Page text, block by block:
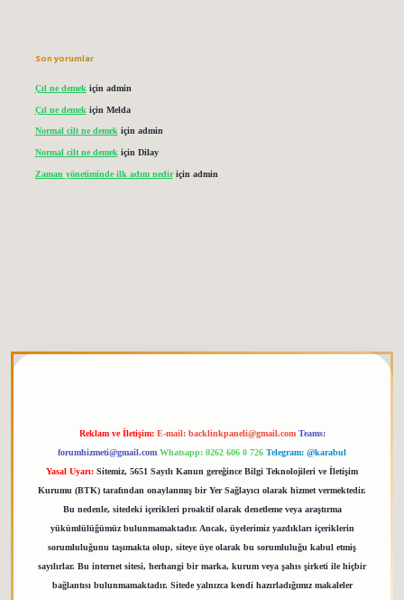
Son yorumlar
Çıl ne demek için admin
Çıl ne demek için Melda
Normal cilt ne demekiçin admin
Normal cilt ne demek için Dilay
Zaman yönetiminde ilk adım nediriçin admin
Reklam ve İletişim: E-mail: backlinkpaneli@gmail.com Teams:
forumhizmeti@gmail.com Whatsapp: 0262 606 0 726 Telegram: @karabul
Yasal Uyarı: Sitemiz, 5651 Sayılı Kanun gereğince Bilgi Teknolojileri ve İletişim
Kurumu (BTK) tarafından onaylanmış bir Yer Sağlayıcı olarak hizmet vermektedir.
Bu nedenle, sitedeki içerikleri proaktif olarak denetleme veya araştırma
yükümlülüğümüz bulunmamaktadır. Ancak, üyelerimiz yazdıkları içeriklerin
sorumluluğunu taşımakta olup, siteye üye olarak bu sorumluluğu kabul etmiş
sayılırlar. Bu internet sitesi, herhangi bir marka, kurum veya şahıs şirketi ile hiçbir
bağlantısı bulunmamaktadır. Sitede yalnızca kendi hazırladığımız makaleler